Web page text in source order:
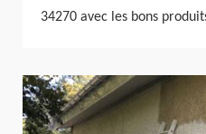
34270 avec les bons